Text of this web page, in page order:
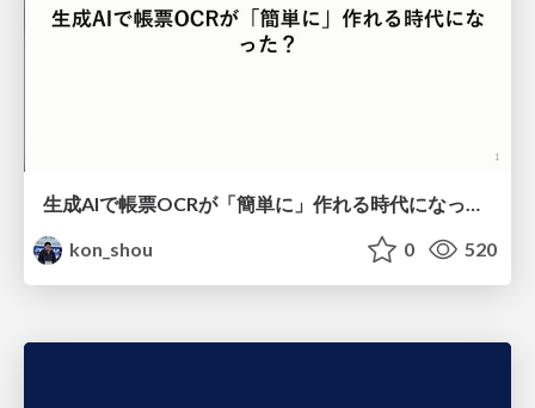
生成AIで帳票OCRが「簡単に」作れる時代になった？
kon_shou
0 520